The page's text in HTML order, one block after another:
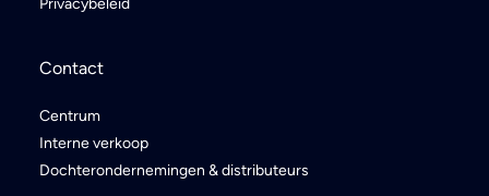
Privacybeleid
Contact
Centrum
Interne verkoop
Dochterondernemingen & distributeurs